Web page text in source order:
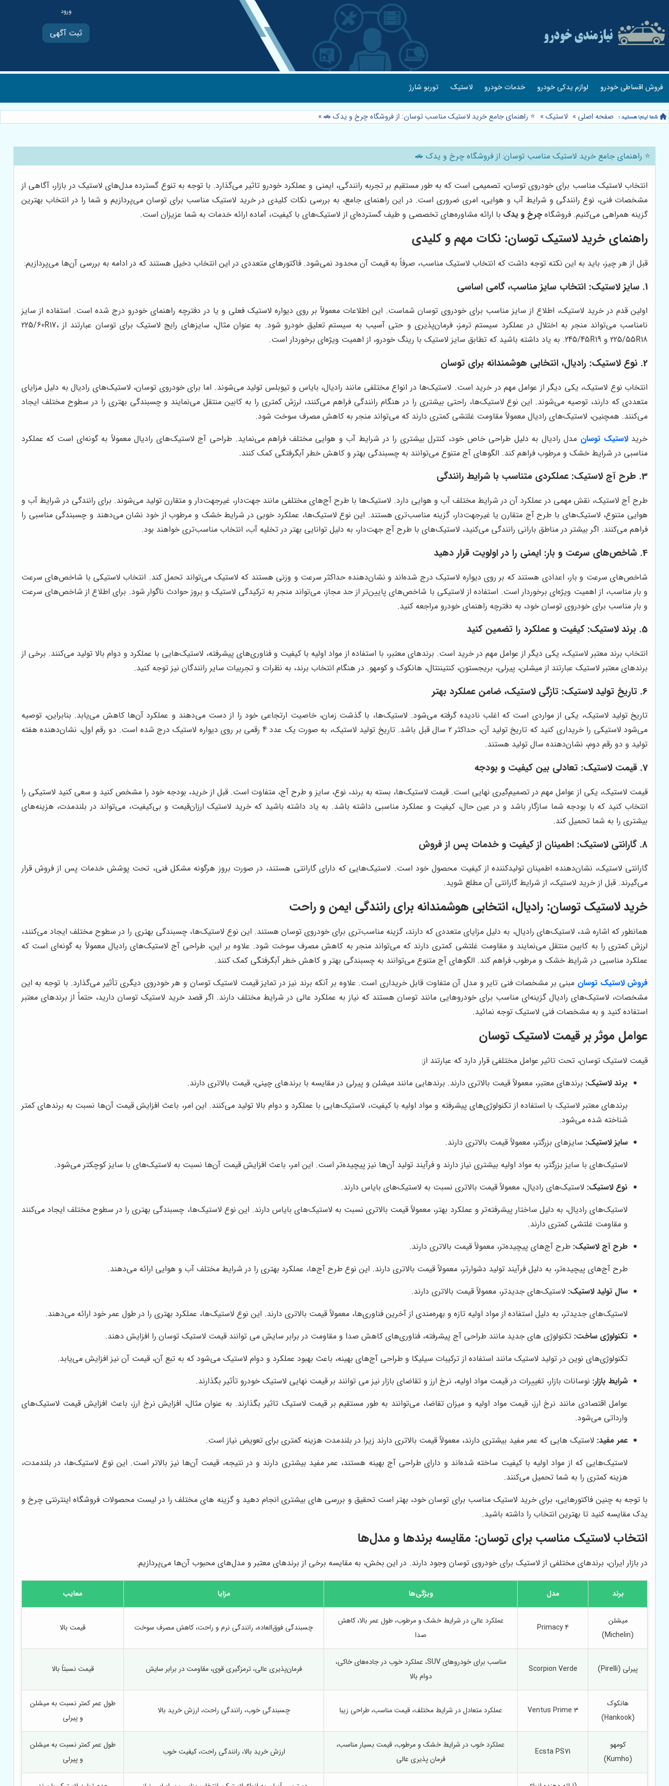
ثبت آگهی
فروش اقساطی خودرو لوازم یدکی خودرو خدمات خودرو لاستیک توربو شارژ
صفحه اصلی » لاستیک» ⭐️ راهنمای جامع خرید لاستیک مناسب توسان: از فروشگاه چرخ و یدک 🚗»
⭐️ راهنمای جامع خرید لاستیک مناسب توسان: از فروشگاه چرخ و یدک 🚗
انتخاب لاستیک مناسب برای خودروی توسان، تصمیمی است که به طور مستقیم بر تجربه رانندگی، ایمنی و عملکرد خودرو تاثیر می‌گذارد. با توجه به تنوع گسترده مدل‌های لاستیک در بازار، آگاهی از
مشخصات فنی، نوع رانندگی و شرایط آب و هوایی، امری ضروری است. در این راهنمای جامع، به بررسی نکات کلیدی در خرید لاستیک مناسب برای توسان می‌پردازیم و شما را در انتخاب بهترین
گزینه همراهی می‌کنیم. فروشگاه چرخ و یدکبا ارائه مشاوره‌های تخصصی و طیف گسترده‌ای از لاستیک‌های با کیفیت، آماده ارائه خدمات به شما عزیزان است.
راهنمای خرید لاستیک توسان: نکات مهم و کلیدی
قبل از هر چیز، باید به این نکته توجه داشت که انتخاب لاستیک مناسب، صرفاً به قیمت آن محدود نمی‌شود. فاکتورهای متعددی در این انتخاب دخیل هستند که در ادامه به بررسی آن‌ها می‌پردازیم:
1. سایز لاستیک: انتخاب سایز مناسب، گامی اساسی
اولین قدم در خرید لاستیک، اطلاع از سایز مناسب برای خودروی توسان شماست. این اطلاعات معمولاً بر روی دیواره لاستیک فعلی و یا در دفترچه راهنمای خودرو درج شده است. استفاده از سایز
نامناسب می‌تواند منجر به اختلال در عملکرد سیستم ترمز، فرمان‌پذیری و حتی آسیب به سیستم تعلیق خودرو شود. به عنوان مثال، سایزهای رایج لاستیک برای توسان عبارتند از 225/60R17،
225/55R18 و 245/45R19. به یاد داشته باشید که تطابق سایز لاستیک با رینگ خودرو، از اهمیت ویژه‌ای برخوردار است.
2. نوع لاستیک: رادیال، انتخابی هوشمندانه برای توسان
انتخاب نوع لاستیک، یکی دیگر از عوامل مهم در خرید است. لاستیک‌ها در انواع مختلفی مانند رادیال، بایاس و تیوبلس تولید می‌شوند. اما برای خودروی توسان، لاستیک‌های رادیال به دلیل مزایای
متعددی که دارند، توصیه می‌شوند. این نوع لاستیک‌ها، راحتی بیشتری را در هنگام رانندگی فراهم می‌کنند، لرزش کمتری را به کابین منتقل می‌نمایند و چسبندگی بهتری را در سطوح مختلف ایجاد
می‌کنند. همچنین، لاستیک‌های رادیال معمولاً مقاومت غلتشی کمتری دارند که می‌تواند منجر به کاهش مصرف سوخت شود.
خریدلاستیک توسان مدل رادیال به دلیل طراحی خاص خود، کنترل بیشتری را در شرایط آب و هوایی مختلف فراهم می‌نماید. طراحی آج لاستیک‌های رادیال معمولاً به گونه‌ای است که عملکرد
مناسبی در شرایط خشک و مرطوب فراهم کند. الگوهای آج متنوع می‌توانند به چسبندگی بهتر و کاهش خطر آبگرفتگی کمک کنند.
3. طرح آج لاستیک: عملکردی متناسب با شرایط رانندگی
طرح آج لاستیک، نقش مهمی در عملکرد آن در شرایط مختلف آب و هوایی دارد. لاستیک‌ها با طرح آج‌های مختلفی مانند جهت‌دار، غیرجهت‌دار و متقارن تولید می‌شوند. برای رانندگی در شرایط آب و
هوایی متنوع، لاستیک‌های با طرح آج متقارن یا غیرجهت‌دار، گزینه مناسب‌تری هستند. این نوع لاستیک‌ها، عملکرد خوبی در شرایط خشک و مرطوب از خود نشان می‌دهند و چسبندگی مناسبی را
فراهم می‌کنند. اگر بیشتر در مناطق بارانی رانندگی می‌کنید، لاستیک‌های با طرح آج جهت‌دار، به دلیل توانایی بهتر در تخلیه آب، انتخاب مناسب‌تری خواهند بود.
4. شاخص‌های سرعت و بار: ایمنی را در اولویت قرار دهید
شاخص‌های سرعت و بار، اعدادی هستند که بر روی دیواره لاستیک درج شده‌اند و نشان‌دهنده حداکثر سرعت و وزنی هستند که لاستیک می‌تواند تحمل کند. انتخاب لاستیکی با شاخص‌های سرعت
و بار مناسب، از اهمیت ویژه‌ای برخوردار است. استفاده از لاستیکی با شاخص‌های پایین‌تر از حد مجاز، می‌تواند منجر به ترکیدگی لاستیک و بروز حوادث ناگوار شود. برای اطلاع از شاخص‌های سرعت
و بار مناسب برای خودروی توسان خود، به دفترچه راهنمای خودرو مراجعه کنید.
5. برند لاستیک: کیفیت و عملکرد را تضمین کنید
انتخاب برند معتبر لاستیک، یکی دیگر از عوامل مهم در خرید است. برندهای معتبر، با استفاده از مواد اولیه با کیفیت و فناوری‌های پیشرفته، لاستیک‌هایی با عملکرد و دوام بالا تولید می‌کنند. برخی از
برندهای معتبر لاستیک عبارتند از میشلن، پیرلی، بریجستون، کنتیننتال، هانکوک و کومهو. در هنگام انتخاب برند، به نظرات و تجربیات سایر رانندگان نیز توجه کنید.
6. تاریخ تولید لاستیک: تازگی لاستیک، ضامن عملکرد بهتر
تاریخ تولید لاستیک، یکی از مواردی است که اغلب نادیده گرفته می‌شود. لاستیک‌ها، با گذشت زمان، خاصیت ارتجاعی خود را از دست می‌دهند و عملکرد آن‌ها کاهش می‌یابد. بنابراین، توصیه
می‌شود لاستیکی را خریداری کنید که تاریخ تولید آن، حداکثر 2 سال قبل باشد. تاریخ تولید لاستیک، به صورت یک عدد 4 رقمی بر روی دیواره لاستیک درج شده است. دو رقم اول، نشان‌دهنده هفته
تولید و دو رقم دوم، نشان‌دهنده سال تولید هستند.
7. قیمت لاستیک: تعادلی بین کیفیت و بودجه
قیمت لاستیک، یکی از عوامل مهم در تصمیم‌گیری نهایی است. قیمت لاستیک‌ها، بسته به برند، نوع، سایز و طرح آج، متفاوت است. قبل از خرید، بودجه خود را مشخص کنید و سعی کنید لاستیکی را
انتخاب کنید که با بودجه شما سازگار باشد و در عین حال، کیفیت و عملکرد مناسبی داشته باشد. به یاد داشته باشید که خرید لاستیک ارزان‌قیمت و بی‌کیفیت، می‌تواند در بلندمدت، هزینه‌های
بیشتری را به شما تحمیل کند.
8. گارانتی لاستیک: اطمینان از کیفیت و خدمات پس از فروش
گارانتی لاستیک، نشان‌دهنده اطمینان تولیدکننده از کیفیت محصول خود است. لاستیک‌هایی که دارای گارانتی هستند، در صورت بروز هرگونه مشکل فنی، تحت پوشش خدمات پس از فروش قرار
می‌گیرند. قبل از خرید لاستیک، از شرایط گارانتی آن مطلع شوید.
خرید لاستیک توسان: رادیال، انتخابی هوشمندانه برای رانندگی ایمن و راحت
همانطور که اشاره شد، لاستیک‌های رادیال، به دلیل مزایای متعددی که دارند، گزینه مناسب‌تری برای خودروی توسان هستند. این نوع لاستیک‌ها، چسبندگی بهتری را در سطوح مختلف ایجاد می‌کنند،
لرزش کمتری را به کابین منتقل می‌نمایند و مقاومت غلتشی کمتری دارند که می‌تواند منجر به کاهش مصرف سوخت شود. علاوه بر این، طراحی آج لاستیک‌های رادیال معمولاً به گونه‌ای است که
عملکرد مناسبی در شرایط خشک و مرطوب فراهم کند. الگوهای آج متنوع می‌توانند به چسبندگی بهتر و کاهش خطر آبگرفتگی کمک کنند.
فروش لاستیک توسان مبنی بر مشخصات فنی تایر و مدل آن متفاوت قابل خریداری است. علاوه بر آنکه برند نیز در تمایز قیمت لاستیک توسان و هر خودروی دیگری تأثیر می‌گذارد. با توجه به این
مشخصات، لاستیک‌های رادیال گزینه‌ای مناسب برای خودروهایی مانند توسان هستند که نیاز به عملکرد عالی در شرایط مختلف دارند. اگر قصد خرید لاستیک توسان دارید، حتماً از برندهای معتبر
استفاده کنید و به مشخصات فنی لاستیک توجه نمائید.
عوامل موثر بر قیمت لاستیک توسان
قیمت لاستیک توسان، تحت تاثیر عوامل مختلفی قرار دارد که عبارتند از:
برند لاستیک: برندهای معتبر، معمولاً قیمت بالاتری دارند. برندهایی مانند میشلن و پیرلی در مقایسه با برندهای چینی، قیمت بالاتری دارند.
برندهای معتبر لاستیک با استفاده از تکنولوژی‌های پیشرفته و مواد اولیه با کیفیت، لاستیک‌هایی با عملکرد و دوام بالا تولید می‌کنند. این امر، باعث افزایش قیمت آن‌ها نسبت به برندهای کمتر
شناخته شده می‌شود.
سایز لاستیک: سایزهای بزرگتر، معمولاً قیمت بالاتری دارند.
لاستیک‌های با سایز بزرگتر، به مواد اولیه بیشتری نیاز دارند و فرآیند تولید آن‌ها نیز پیچیده‌تر است. این امر، باعث افزایش قیمت آن‌ها نسبت به لاستیک‌های با سایز کوچکتر می‌شود.
نوع لاستیک: لاستیک‌های رادیال، معمولاً قیمت بالاتری نسبت به لاستیک‌های بایاس دارند.
لاستیک‌های رادیال، به دلیل ساختار پیشرفته‌تر و عملکرد بهتر، معمولاً قیمت بالاتری نسبت به لاستیک‌های بایاس دارند. این نوع لاستیک‌ها، چسبندگی بهتری را در سطوح مختلف ایجاد می‌کنند
و مقاومت غلتشی کمتری دارند.
طرح آج لاستیک: طرح آج‌های پیچیده‌تر، معمولاً قیمت بالاتری دارند.
طرح آج‌های پیچیده‌تر، به دلیل فرآیند تولید دشوارتر، معمولاً قیمت بالاتری دارند. این نوع طرح آج‌ها، عملکرد بهتری را در شرایط مختلف آب و هوایی ارائه می‌دهند.
سال تولید لاستیک: لاستیک‌های جدیدتر، معمولاً قیمت بالاتری دارند.
لاستیک‌های جدیدتر، به دلیل استفاده از مواد اولیه تازه و بهره‌مندی از آخرین فناوری‌ها، معمولاً قیمت بالاتری دارند. این نوع لاستیک‌ها، عملکرد بهتری را در طول عمر خود ارائه می‌دهند.
تکنولوژی ساخت: تکنولوژی های جدید مانند طراحی آج پیشرفته، فناوری‌های کاهش صدا و مقاومت در برابر سایش می توانند قیمت لاستیک توسان را افزایش دهند.
تکنولوژی‌های نوین در تولید لاستیک مانند استفاده از ترکیبات سیلیکا و طراحی آج‌های بهینه، باعث بهبود عملکرد و دوام لاستیک می‌شود که به تبع آن، قیمت آن نیز افزایش می‌یابد.
شرایط بازار: نوسانات بازار، تغییرات در قیمت مواد اولیه، نرخ ارز و تقاضای بازار نیز می توانند بر قیمت نهایی لاستیک خودرو تأثیر بگذارند.
عوامل اقتصادی مانند نرخ ارز، قیمت مواد اولیه و میزان تقاضا، می‌توانند به طور مستقیم بر قیمت لاستیک تاثیر بگذارند. به عنوان مثال، افزایش نرخ ارز، باعث افزایش قیمت لاستیک‌های
وارداتی می‌شود.
عمر مفید: لاستیک هایی که عمر مفید بیشتری دارند، معمولاً قیمت بالاتری دارند زیرا در بلندمدت هزینه کمتری برای تعویض نیاز است.
لاستیک‌هایی که از مواد اولیه با کیفیت ساخته شده‌اند و دارای طراحی آج بهینه هستند، عمر مفید بیشتری دارند و در نتیجه، قیمت آن‌ها نیز بالاتر است. این نوع لاستیک‌ها، در بلندمدت،
هزینه کمتری را به شما تحمیل می‌کنند.
با توجه به چنین فاکتورهایی، برای خرید لاستیک مناسب برای توسان خود، بهتر است تحقیق و بررسی های بیشتری انجام دهید و گزینه ‌های مختلف را در لیست محصولات فروشگاه اینترنتی چرخ و
یدک مقایسه کنید تا بهترین انتخاب را داشته باشید.
انتخاب لاستیک مناسب برای توسان: مقایسه برندها و مدل‌ها
در بازار ایران، برندهای مختلفی از لاستیک برای خودروی توسان وجود دارند. در این بخش، به مقایسه برخی از برندهای معتبر و مدل‌های محبوب آن‌ها می‌پردازیم:
برند مدل ویژگی‌ها مزایا معایب
میشلن
(Michelin)
Primacy 4
عملکرد عالی در شرایط خشک و مرطوب، طول عمر بالا، کاهش
صدا
چسبندگی فوق‌العاده، رانندگی نرم و راحت، کاهش مصرف سوخت قیمت بالا
پیرلی (Pirelli) Scorpion Verde
مناسب برای خودروهای SUV، عملکرد خوب در جاده‌های خاکی،
دوام بالا
فرمان‌پذیری عالی، ترمزگیری قوی، مقاومت در برابر سایش قیمت نسبتاً بالا
هانکوک
(Hankook)
Ventus Prime 3 عملکرد متعادل در شرایط مختلف، قیمت مناسب، طراحی زیبا چسبندگی خوب، رانندگی راحت، ارزش خرید بالا
طول عمر کمتر نسبت به میشلن
و پیرلی
کومهو
(Kumho)
Ecsta PS71
عملکرد خوب در شرایط خشک و مرطوب، قیمت بسیار مناسب،
فرمان پذیری عالی
ارزش خرید بالا، رانندگی راحت، کیفیت خوب
طول عمر کمتر نسبت به میشلن
و پیرلی